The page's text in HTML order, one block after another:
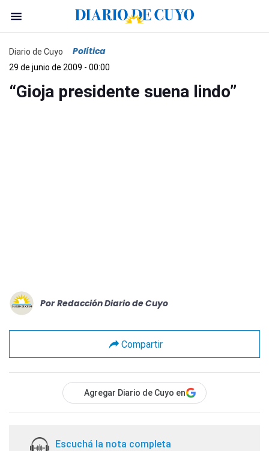
Diario de Cuyo Política
29 de junio de 2009 - 00:00
“Gioja presidente suena lindo”
Por Redacción Diario de Cuyo
Compartir
Agregar Diario de Cuyo en
Escuchá la nota completa